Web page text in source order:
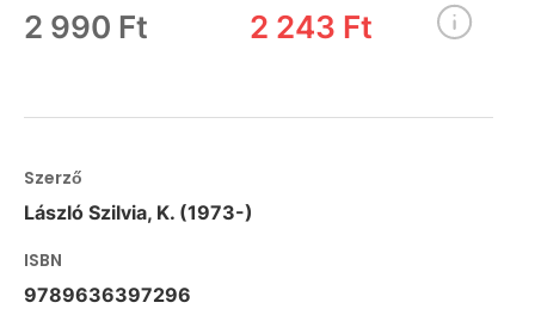
2 990 Ft 2 243 Ft
Szerző
László Szilvia, K. (1973-)
ISBN
9789636397296